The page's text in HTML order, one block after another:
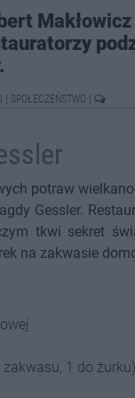
SPOŁECZEŃSTWO
potraw
Gessler.
tkwi sekret
na zakwasie
1 do żurku)